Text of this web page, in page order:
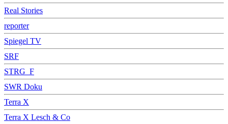
Real Stories
reporter
Spiegel TV
SRF
STRG_F
SWR Doku
Terra X
Terra X Lesch & Co